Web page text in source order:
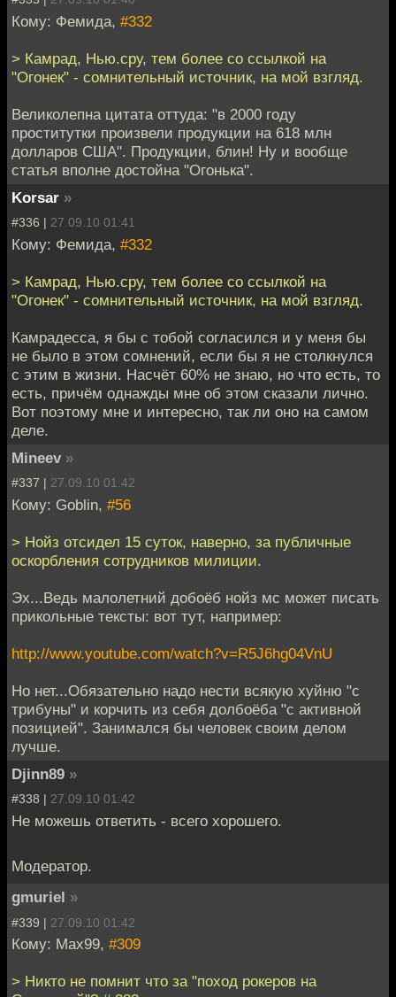
Кому: Фемида, #332
> Камрад, Нью.сру, тем более со ссылкой на
"Огонек" - сомнительный источник, на мой взгляд.
Великолепна цитата оттуда: "в 2000 году
проститутки произвели продукции на 618 млн
долларов США". Продукции, блин! Ну и вообще
статья вполне достойна "Огонька".
Korsar »
#336 | 27.09.10 01:41
Кому: Фемида, #332
> Камрад, Нью.сру, тем более со ссылкой на
"Огонек" - сомнительный источник, на мой взгляд.
Камрадесса, я бы с тобой согласился и у меня бы
не было в этом сомнений, если бы я не столкнулся
с этим в жизни. Насчёт 60% не знаю, но что есть, то
есть, причём однажды мне об этом сказали лично.
Вот поэтому мне и интересно, так ли оно на самом
деле.
Mineev »
#337 | 27.09.10 01:42
Кому: Goblin, #56
> Нойз отсидел 15 суток, наверно, за публичные
оскорбления сотрудников милиции.
Эх...Ведь малолетний добоёб нойз мс может писать
прикольные тексты: вот тут, например:
http://www.youtube.com/watch?v=R5J6hg04VnU
Но нет...Обязательно надо нести всякую хуйню "с
трибуны" и корчить из себя долбоёба "с активной
позицией". Занимался бы человек своим делом
лучше.
Djinn89 »
#338 | 27.09.10 01:42
Не можешь ответить - всего хорошего.
Модератор.
gmuriel »
#339 | 27.09.10 01:42
Кому: Max99, #309
> Никто не помнит что за "поход рокеров на